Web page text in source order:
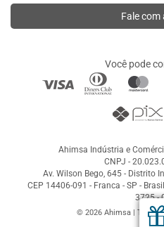
Fale com
Você pode
Ahimsa Indústria e
CNPJ -
Av. Wilson Bego, 645 - Distrito
CEP 14406-091 - Franca - SP - Brasil
3725 -
© 2026 Ahimsa | Todos